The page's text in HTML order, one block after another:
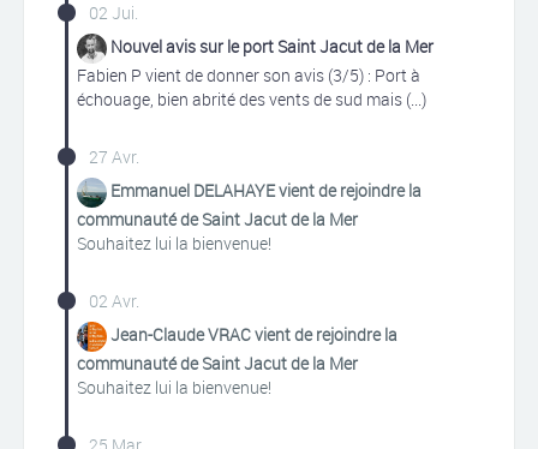
02 Jui.
Nouvel avis sur le port Saint Jacut de la Mer
Fabien P vient de donner son avis (3/5) : Port à
échouage, bien abrité des vents de sud mais (...)
27 Avr.
Emmanuel DELAHAYE vient de rejoindre la
communauté de Saint Jacut de la Mer
Souhaitez lui la bienvenue!
02 Avr.
Jean-Claude VRAC vient de rejoindre la
communauté de Saint Jacut de la Mer
Souhaitez lui la bienvenue!